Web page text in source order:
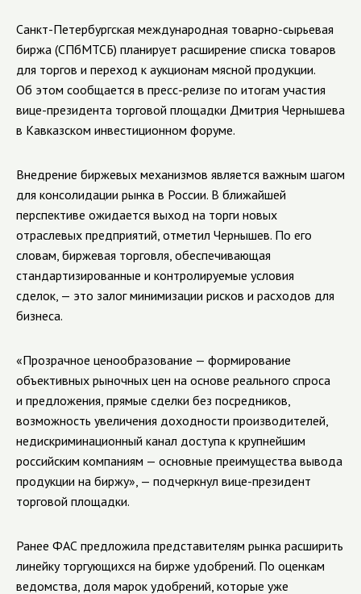
Санкт-Петербургская международная товарно-сырьевая
биржа (СПбМТСБ) планирует расширение списка товаров
для торгов и переход к аукционам мясной продукции.
Об этом сообщается в пресс-релизе по итогам участия
вице-президента торговой площадки Дмитрия Чернышева
в Кавказском инвестиционном форуме.
Внедрение биржевых механизмов является важным шагом
для консолидации рынка в России. В ближайшей
перспективе ожидается выход на торги новых
отраслевых предприятий, отметил Чернышев. По его
словам, биржевая торговля, обеспечивающая
стандартизированные и контролируемые условия
сделок, — это залог минимизации рисков и расходов для
бизнеса.
«Прозрачное ценообразование — формирование
объективных рыночных цен на основе реального спроса
и предложения, прямые сделки без посредников,
возможность увеличения доходности производителей,
недискриминационный канал доступа к крупнейшим
российским компаниям — основные преимущества вывода
продукции на биржу», — подчеркнул вице-президент
торговой площадки.
Ранее ФАС предложила представителям рынка расширить
линейку торгующихся на бирже удобрений. По оценкам
ведомства, доля марок удобрений, которые уже